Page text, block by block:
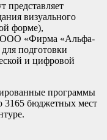
представляет
визуального
форме),
«Фирма «Альфа-
подготовки
и цифровой
программы
3165 бюджетных мест